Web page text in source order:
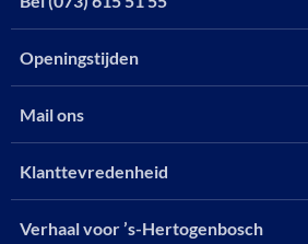
Openingstijden
Mail ons
Klanttevredenheid
Verhaal voor ’s-Hertogenbosch